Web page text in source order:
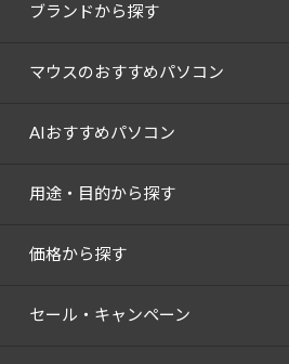
ブランドから探す
マウスのおすすめパソコン
AIおすすめパソコン
用途・目的から探す
価格から探す
セール・キャンペーン